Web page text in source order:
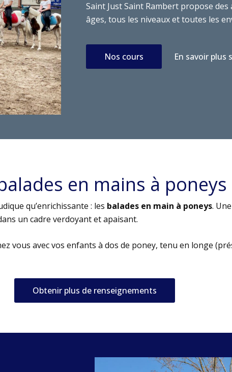
Saint Just Saint Rambert propose
âges, tous les niveaux et toutes les
Nos cours En savoir plus
en mains à poneys
qu’enrichissante : les balades en main à poneys.
un cadre verdoyant et apaisant.
vous avec vos enfants à dos de poney, tenu en longe
Obtenir plus de renseignements